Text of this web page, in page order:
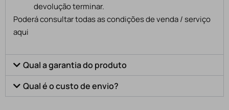
devolução terminar.
Poderá consultar todas as condições de venda / serviço
aqui
Qual a garantia do produto
Qual é o custo de envio?